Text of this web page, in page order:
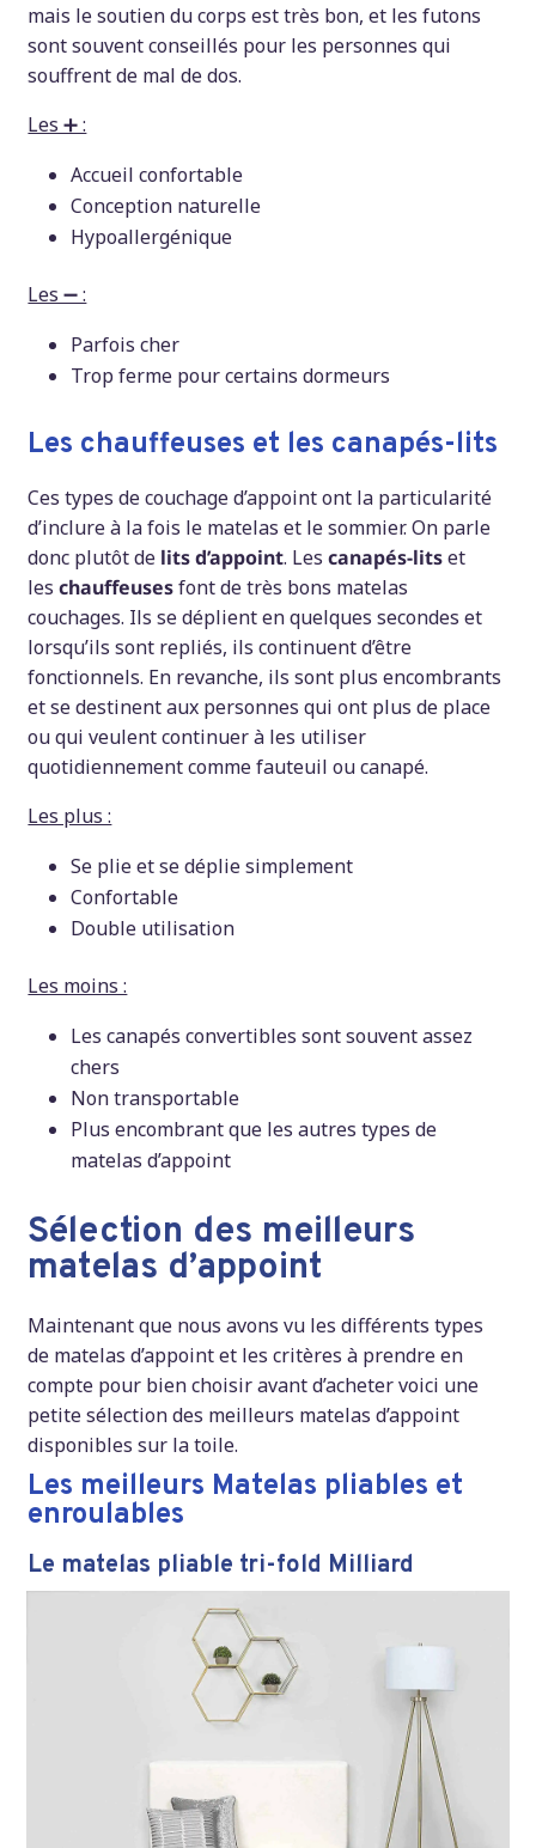
mais le soutien du corps est très bon, et les futons
sont souvent conseillés pour les personnes qui
souffrent de mal de dos.
Les ➕ :
Accueil confortable
Conception naturelle
Hypoallergénique
Les ➖ :
Parfois cher
Trop ferme pour certains dormeurs
Les chauffeuses et les canapés-lits
Ces types de couchage d’appoint ont la particularité
d’inclure à la fois le matelas et le sommier. On parle
donc plutôt de lits d’appoint. Lescanapés-litset
leschauffeusesfont de très bons matelas
couchages. Ils se déplient en quelques secondes et
lorsqu’ils sont repliés, ils continuent d’être
fonctionnels. En revanche, ils sont plus encombrants
et se destinent aux personnes qui ont plus de place
ou qui veulent continuer à les utiliser
quotidiennement comme fauteuil ou canapé.
Les plus :
Se plie et se déplie simplement
Confortable
Double utilisation
Les moins :
Les canapés convertibles sont souvent assez
chers
Non transportable
Plus encombrant que les autres types de
matelas d’appoint
Sélection des meilleurs
matelas d’appoint
Maintenant que nous avons vu les différents types
de matelas d’appoint et les critères à prendre en
compte pour bien choisir avant d’acheter voici une
petite sélection des meilleurs matelas d’appoint
disponibles sur la toile.
Les meilleurs Matelas pliables et
enroulables
Le matelas pliable tri-fold Milliard